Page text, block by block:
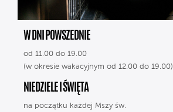
W DNI POWSZEDNIE
od 11.00 do 19.00
(w okresie wakacyjnym od 12.00 do 19.00)
NIEDZIELE I ŚWIĘTA
na początku każdej Mszy św.